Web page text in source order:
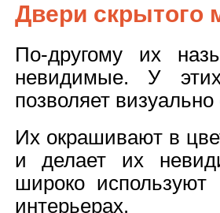
Двери скрытого
По-другому их
невидимые. У
позволяет
Их окрашивают в
и делает их
широко
интерьерах.